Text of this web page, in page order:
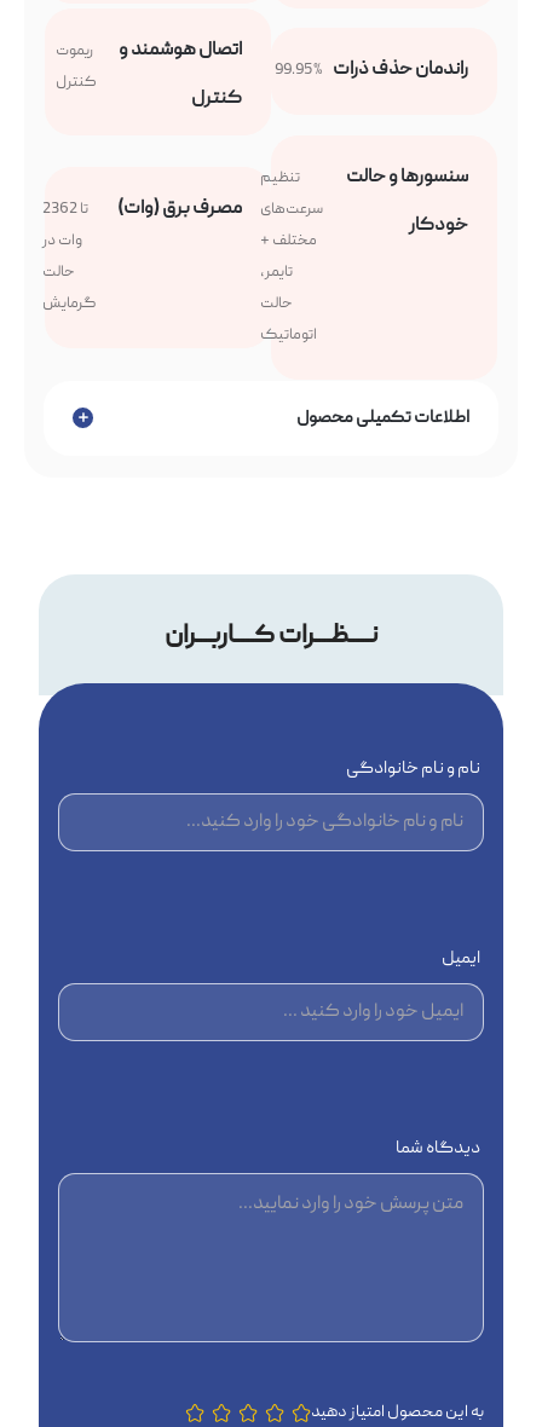
راندمان حذف ذرات 99.95%
اتصال هوشمند و
کنترل
ریموت
کنترل
سنسورها و حالت
خودکار
تنظیم
سرعت‌های
مختلف +
تایمر,
حالت
اتوماتیک
مصرف برق (وات)
تا 2362
وات در
حالت
گرمایش
اطلاعات تکمیلی محصول
نــــظـــرات کــــاربـــران
نام و نام خانوادگی
ایمیل
دیدگاه شما
به این محصول امتیاز دهید